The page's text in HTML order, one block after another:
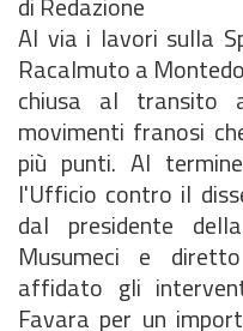
Al via i lavori sulla
Racalmuto a
chiusa al transito
movimenti franosi
più punti. Al
l'Ufficio contro il
dal presidente
Musumeci e
affidato gli
Favara per un